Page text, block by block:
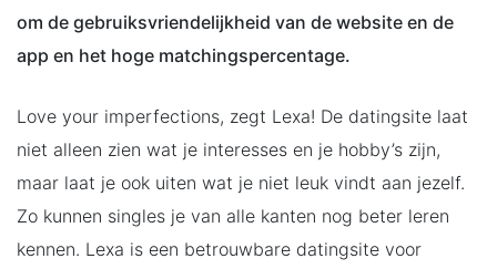
om de gebruiksvriendelijkheid van de website en de
app en het hoge matchingspercentage.
Love your imperfections, zegt Lexa! De datingsite laat
niet alleen zien wat je interesses en je hobby’s zijn,
maar laat je ook uiten wat je niet leuk vindt aan jezelf.
Zo kunnen singles je van alle kanten nog beter leren
kennen. Lexa is een betrouwbare datingsite voor